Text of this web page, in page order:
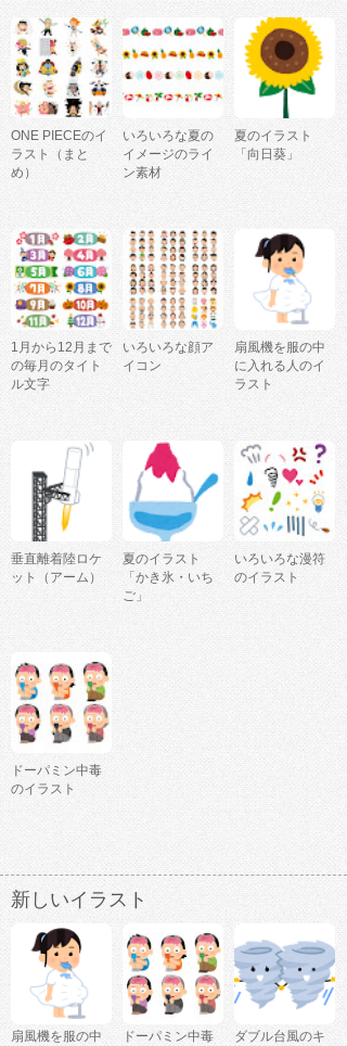
ONE PIECEのイ
ラスト（まと
め）
いろいろな夏の
イメージのライ
ン素材
夏のイラスト
「向日葵」
1月から12月まで
の毎月のタイト
ル文字
いろいろな顔ア
イコン
扇風機を服の中
に入れる人のイ
ラスト
垂直離着陸ロケ
ット（アーム）
夏のイラスト
「かき氷・いち
ご」
いろいろな漫符
のイラスト
ドーパミン中毒
のイラスト
新しいイラスト
扇風機を服の中 ドーパミン中毒 ダブル台風のキ